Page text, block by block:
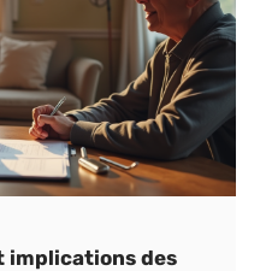
implications des